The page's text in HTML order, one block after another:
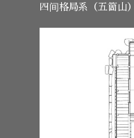
四间格局系（五箇山）